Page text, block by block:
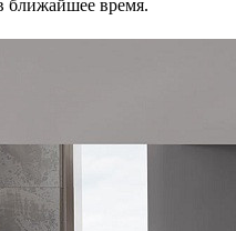
ближайшее время.